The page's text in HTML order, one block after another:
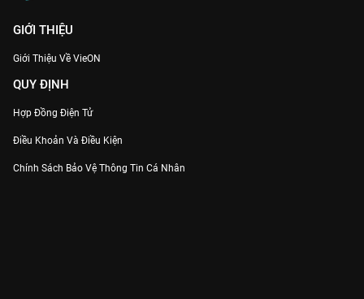
GIỚI THIỆU
Giới Thiệu Về VieON
QUY ĐỊNH
Hợp Đồng Điện Tử
Điều Khoản Và Điều Kiện
Chính Sách Bảo Vệ Thông Tin Cá Nhân